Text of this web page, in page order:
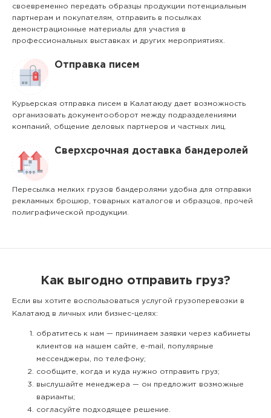
своевременно передать образцы продукции потенциальным
партнерам и покупателям, отправить в посылках
демонстрационные материалы для участия в
профессиональных выставках и других мероприятиях.
Отправка писем
Курьерская отправка писем в Калатаюду дает возможность
организовать документооборот между подразделениями
компаний, общение деловых партнеров и частных лиц.
Сверхсрочная доставка бандеролей
Пересылка мелких грузов бандеролями удобна для отправки
рекламных брошюр, товарных каталогов и образцов, прочей
полиграфической продукции.
Как выгодно отправить груз?
Если вы хотите воспользоваться услугой грузоперевозки в
Калатаюд в личных или бизнес-целях:
обратитесь к нам — принимаем заявки через кабинеты
клиентов на нашем сайте, e-mail, популярные
мессенджеры, по телефону;
сообщите, когда и куда нужно отправить груз;
выслушайте менеджера — он предложит возможные
варианты;
согласуйте подходящее решение.